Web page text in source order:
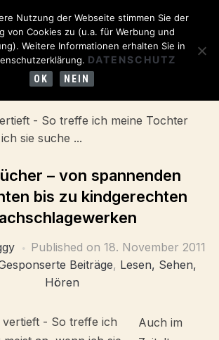
– von spannenden
bis zu kindgerechten
Published on 18. November 2011
Beiträge, Lesen, Sehen,
Hören
Auch im
Nutzung der Webseite stimmen Sie der
von Cookies zu (u.a. für Werbung und
Weitere Informationen erhalten Sie in
DATENSCHUTZ
OK NEIN